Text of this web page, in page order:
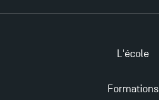
L'école
Formations